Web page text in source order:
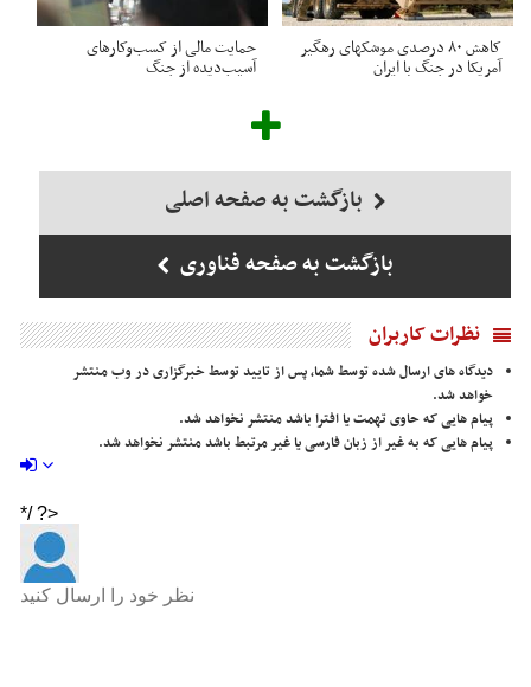
کاهش ۸۰ درصدی موشکهای رهگیر
آمریکا در جنگ با ایران
حمایت مالی از کسب‌وکارهای
آسیب‌دیده از جنگ
بازگشت به صفحه اصلی
بازگشت به صفحه فناوری
نظرات کاربران
دیدگاه های ارسال شده توسط شما، پس از تایید توسط خبرگزاری در وب منتشر
خواهد شد.
پیام هایی که حاوی تهمت یا افترا باشد منتشر نخواهد شد.
پیام هایی که به غیر از زبان فارسی یا غیر مرتبط باشد منتشر نخواهد شد.